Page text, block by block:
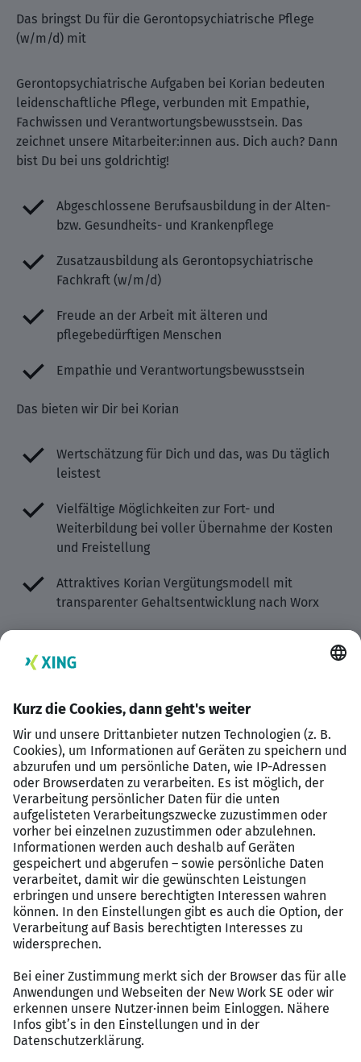
Das bringst Du für die Gerontopsychiatrische Pflege
(w/m/d) mit
Gerontopsychiatrische Aufgaben bei Korian bedeuten
leidenschaftliche Pflege, verbunden mit Empathie,
Fachwissen und Verantwortungsbewusstsein. Das
zeichnet unsere Mitarbeiter:innen aus. Dich auch? Dann
bist Du bei uns goldrichtig!
Abgeschlossene Berufsausbildung in der Alten-
bzw. Gesundheits- und Krankenpflege
Zusatzausbildung als Gerontopsychiatrische
Fachkraft (w/m/d)
Freude an der Arbeit mit älteren und
pflegebedürftigen Menschen
Empathie und Verantwortungsbewusstsein
Das bieten wir Dir bei Korian
Wertschätzung für Dich und das, was Du täglich
leistest
Vielfältige Möglichkeiten zur Fort- und
Weiterbildung bei voller Übernahme der Kosten
und Freistellung
Attraktives Korian Vergütungsmodell mit
transparenter Gehaltsentwicklung nach Worx
Branchendurchschnitt, faire
Umfangreiches Mitarbeiterwerbungsprogramm
mit attraktiven Konditionen
Mitarbeiterrabatte bei vielen Partnern
Korian Job Bike
Korian-Benefit-Card für besondere Leistungen
Humanoo Gesundheits-App
Betriebliche Altersvorsorge und
Berufsunfähigkeitsversicherung
5-Tage Woche mit flexibler, frühzeitiger
Dienstplanung
Schwerbehinderte Bewerberinnen und Bewerber